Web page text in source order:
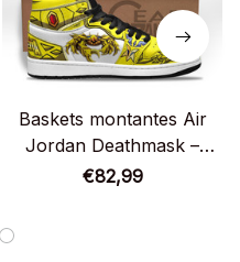
Baskets montantes Air
Jordan Deathmask –
Chaussures montantes
€82,99